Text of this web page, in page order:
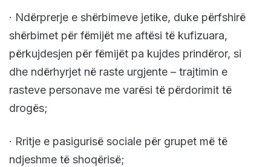
· Ndërprerje e shërbimeve jetike, duke përfshirë
shërbimet për fëmijët me aftësi të kufizuara,
përkujdesjen për fëmijët pa kujdes prindëror, si
dhe ndërhyrjet në raste urgjente – trajtimin e
rasteve personave me varësi të përdorimit të
drogës;
· Rritje e pasigurisë sociale për grupet më të
ndjeshme të shoqërisë;